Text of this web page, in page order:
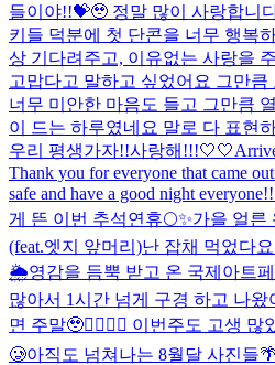
들이야!!💝🥹 정말 많이 사랑합니
키들 덕분에 첫 단콘을 너무 행복
상 기다려주고, 이유없는 사랑을
고맙다고 말하고 싶었어요 그만
너무 미안한 마음도 들고 그만큼
이 드는 하루였네요 말로 다 표현
우리 평생가자!!사랑해!!!🤍🤍
Thank you for everyone that came
safe and have a good night
게 뜬 이번 추석연휴🌕✨가을 얼른
(feat.엣지 앞머리)난 잡채 먹었다
🌦️영감을 듬뿍 받고 온 국제아트
많아서 1시간 넘게 구경 하고 나왔
면 주말🥹❤️‍🔥❤️‍🔥 이번주도 고생
🥲아직도 넘쳐나는 8월달 사진들